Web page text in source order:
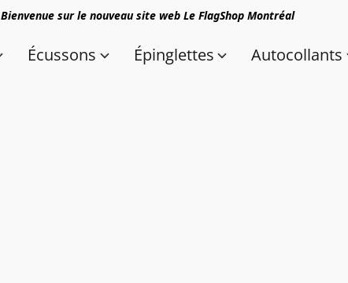
Bienvenue sur le nouveau site web Le FlagShop Montréal
Écussons Épinglettes Autocollants